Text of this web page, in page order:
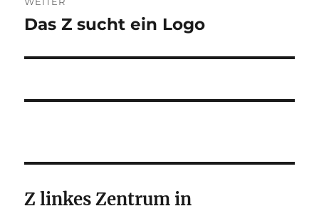
Nächster
Das Z sucht ein Logo
Z linkes Zentrum in